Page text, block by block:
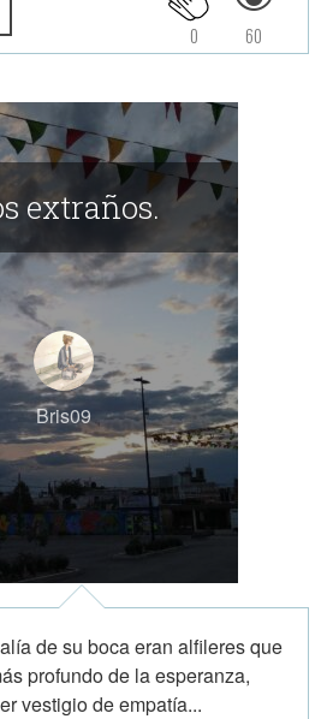
60
0
extraños.
Bris09
de su boca eran alfileres que
profundo de la esperanza,
vestigio de empatía...